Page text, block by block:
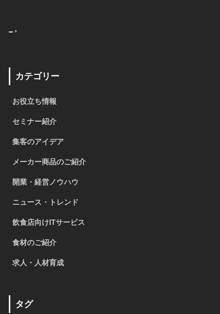
.
カテゴリー
お役立ち情報
セミナー紹介
集客のアイデア
メーカー商品のご紹介
開業・経営ノウハウ
ニュース・トレンド
飲食店向けITサービス
食材のご紹介
求人・人材育成
タグ